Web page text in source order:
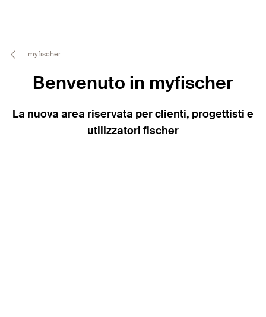
myfischer
Benvenuto in myfischer
La nuova area riservata per clienti, progettisti e
utilizzatori fischer